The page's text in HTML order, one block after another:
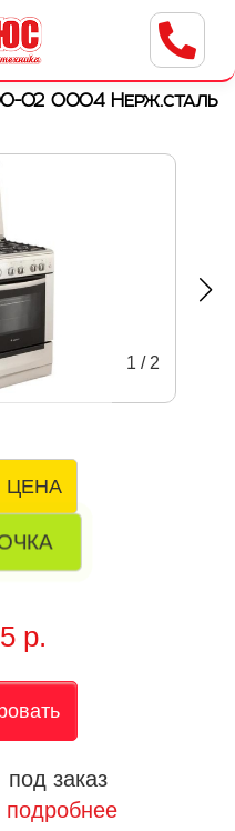
техники
Пушкарева, 8a
02 0004 Нерж.сталь
1 / 2
ЦЕНА
р.
под заказ
подробнее